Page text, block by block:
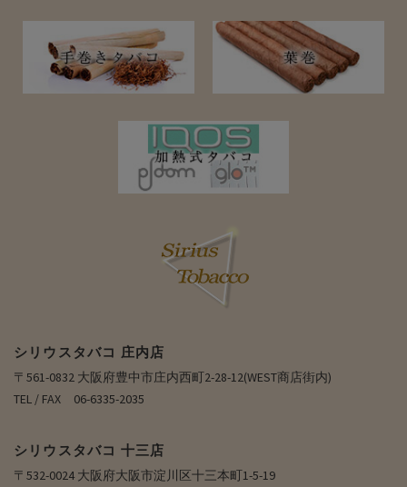
シリウスタバコ 庄内店
〒561-0832 大阪府豊中市庄内西町2-28-12(WEST商店街内)
TEL / FAX 06-6335-2035
シリウスタバコ 十三店
〒532-0024 大阪府大阪市淀川区十三本町1-5-19